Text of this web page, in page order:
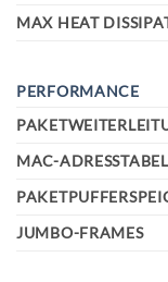
MAX HEAT
PERFORMANCE
MAC-
JUMBO-FRAMES